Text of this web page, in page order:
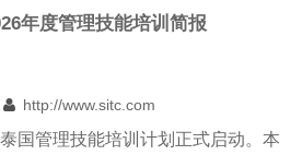
年度管理技能培训简报
http://www.sitc.com
国管理技能培训计划正式启动。本